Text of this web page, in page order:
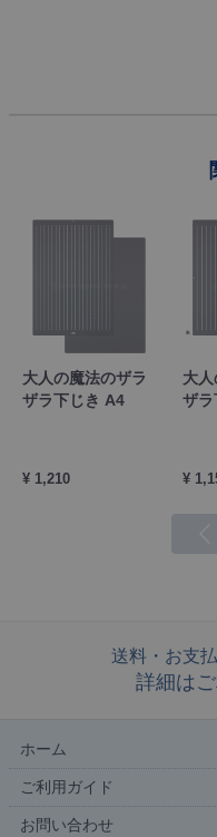
大人の魔法のザラ
ザラ下じき A4
¥ 1,210
大
ザ
¥
送料・お支
詳細は
ホーム
ご利用ガイド
お問い合わせ